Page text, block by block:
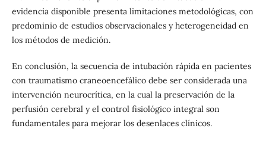
evidencia disponible presenta limitaciones metodológicas, con
predominio de estudios observacionales y heterogeneidad en
los métodos de medición.
En conclusión, la secuencia de intubación rápida en pacientes
con traumatismo craneoencefálico debe ser considerada una
intervención neurocrítica, en la cual la preservación de la
perfusión cerebral y el control fisiológico integral son
fundamentales para mejorar los desenlaces clínicos.